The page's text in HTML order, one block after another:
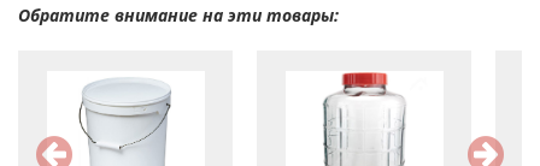
Обратите внимание на эти товары: